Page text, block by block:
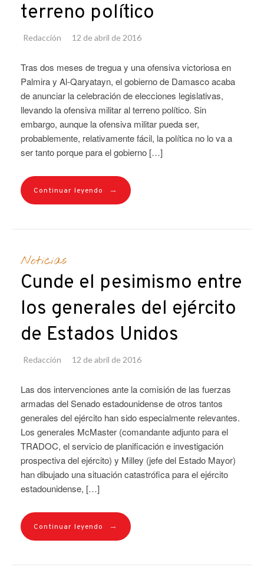
terreno político
Redacción 12 de abril de 2016
Tras dos meses de tregua y una ofensiva victoriosa en
Palmira y Al-Qaryatayn, el gobierno de Damasco acaba
de anunciar la celebración de elecciones legislativas,
llevando la ofensiva militar al terreno político. Sin
embargo, aunque la ofensiva militar pueda ser,
probablemente, relativamente fácil, la política no lo va a
ser tanto porque para el gobierno […]
Continuar leyendo →
Noticias
Cunde el pesimismo entre
los generales del ejército
de Estados Unidos
Redacción 12 de abril de 2016
Las dos intervenciones ante la comisión de las fuerzas
armadas del Senado estadounidense de otros tantos
generales del ejército han sido especialmente relevantes.
Los generales McMaster (comandante adjunto para el
TRADOC, el servicio de planificación e investigación
prospectiva del ejército) y Milley (jefe del Estado Mayor)
han dibujado una situación catastrófica para el ejército
estadounidense, […]
Continuar leyendo →